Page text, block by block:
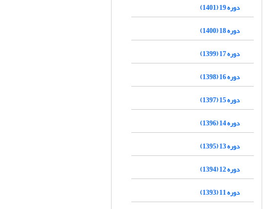
دوره 19 (1401)
دوره 18 (1400)
دوره 17 (1399)
دوره 16 (1398)
دوره 15 (1397)
دوره 14 (1396)
دوره 13 (1395)
دوره 12 (1394)
دوره 11 (1393)